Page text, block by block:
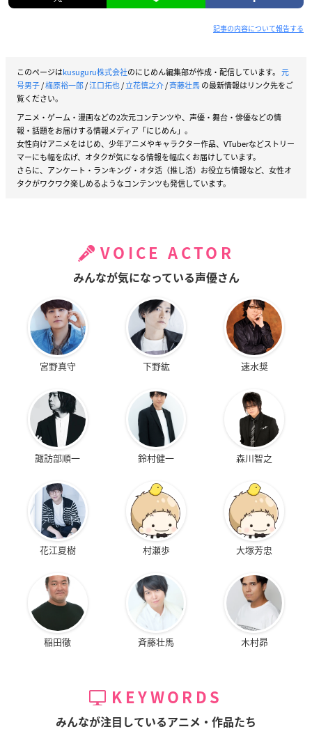
記事の内容について報告する
このページはkusuguru株式会社のにじめん編集部が作成・配信しています。 元
号男子/梅原裕一郎/江口拓也/立花慎之介/斉藤壮馬の最新情報はリンク先をご
覧ください。
アニメ・ゲーム・漫画などの2次元コンテンツや、声優・舞台・俳優などの情
報・話題をお届けする情報メディア「にじめん」。
女性向けアニメをはじめ、少年アニメやキャラクター作品、VTuberなどストリー
マーにも幅を広げ、オタクが気になる情報を幅広くお届けしています。
さらに、アンケート・ランキング・オタ活（推し活）お役立ち情報など、女性オ
タクがワクワク楽しめるようなコンテンツも発信しています。
VOICE ACTOR
みんなが気になっている声優さん
宮野真守 下野紘 速水奨
諏訪部順一 鈴村健一 森川智之
花江夏樹 村瀬歩 大塚芳忠
稲田徹 斉藤壮馬 木村昴
KEYWORDS
みんなが注目しているアニメ・作品たち